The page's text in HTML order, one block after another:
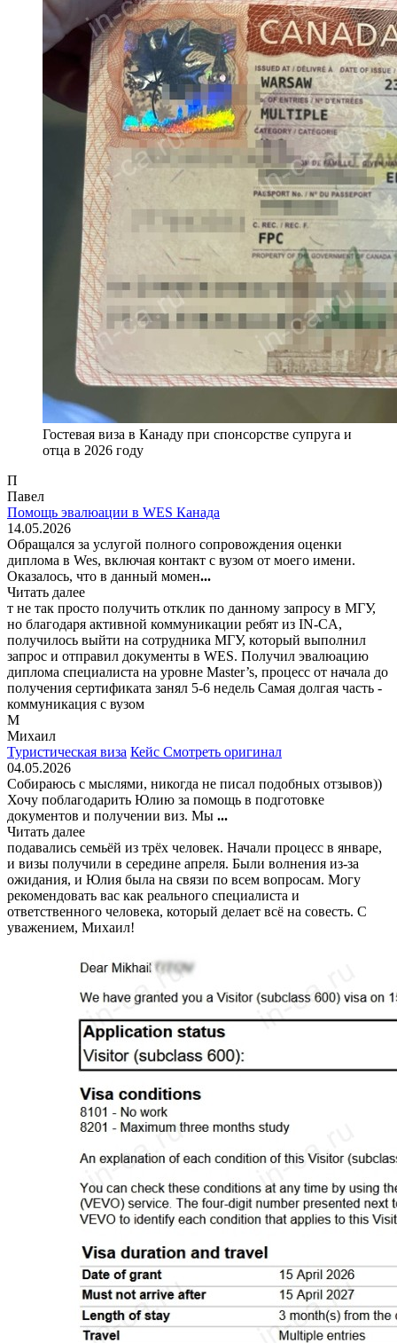
Гостевая виза в Канаду при спонсорстве супруга и
отца в 2026 году
П
Павел
Помощь эвалюации в WES Канада
14.05.2026
Обращался за услугой полного сопровождения оценки
диплома в Wes, включая контакт с вузом от моего имени.
Оказалось, что в данный момен...
Читать далее
т не так просто получить отклик по данному запросу в МГУ,
но благодаря активной коммуникации ребят из IN-CA,
получилось выйти на сотрудника МГУ, который выполнил
запрос и отправил документы в WES. Получил эвалюацию
диплома специалиста на уровне Master’s, процесс от начала до
получения сертификата занял 5-6 недель Самая долгая часть -
коммуникация с вузом
М
Михаил
Туристическая виза Кейс Смотреть оригинал
04.05.2026
Собираюсь с мыслями, никогда не писал подобных отзывов))
Хочу поблагодарить Юлию за помощь в подготовке
документов и получении виз. Мы ...
Читать далее
подавались семьёй из трёх человек. Начали процесс в январе,
и визы получили в середине апреля. Были волнения из-за
ожидания, и Юлия была на связи по всем вопросам. Могу
рекомендовать вас как реального специалиста и
ответственного человека, который делает всё на совесть. С
уважением, Михаил!